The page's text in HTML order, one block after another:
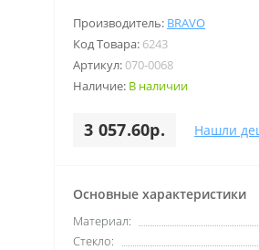
Производитель: BRAVO
Код Товара: 6243
Артикул:070-0068
Наличие: В наличии
3 057.60р. Нашли
Основные характеристики
Материал:
Стекло: